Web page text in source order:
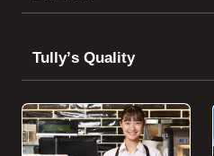
Tullyʼs Quality